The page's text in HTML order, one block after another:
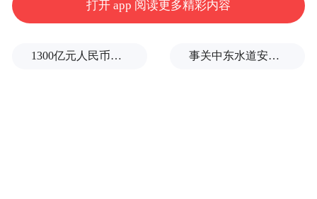
打开 app 阅读更多精彩内容
1300亿元人民币，阿根廷：同中国延长5年货币互换协议 事关中东水道安全，沙特、埃及、土耳其、巴基斯坦外长举行会晤